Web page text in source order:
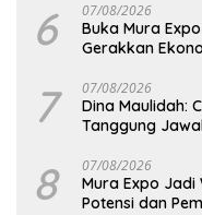
6 07/08/2026
Buka Mura
Gerakkan
7 07/08/2026
Dina Maulidah:
Tanggung
8 07/08/2026
Mura Expo Jadi
Potensi dan